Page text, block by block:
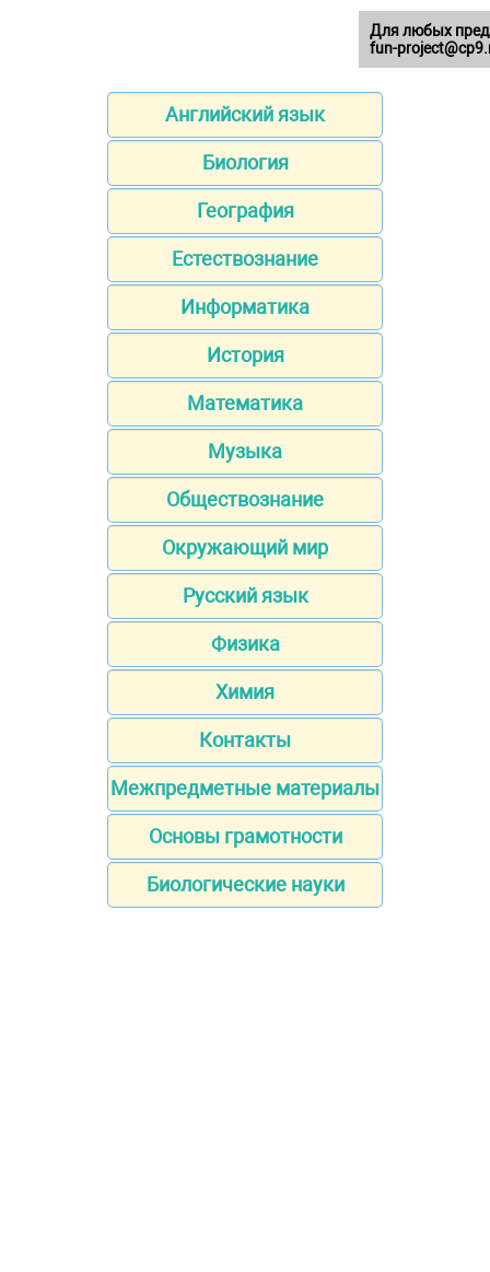
Английский язык
Биология
География
Естествознание
Информатика
История
Математика
Музыка
Обществознание
Окружающий мир
Русский язык
Физика
Химия
Контакты
Межпредметные материалы
Основы грамотности
Биологические науки
Для любых
fun-